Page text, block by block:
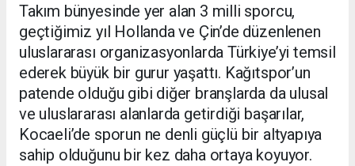
Takım bünyesinde yer alan 3 milli sporcu,
geçtiğimiz yıl Hollanda ve Çin’de düzenlenen
uluslararası organizasyonlarda Türkiye’yi temsil
ederek büyük bir gurur yaşattı. Kağıtspor’un
patende olduğu gibi diğer branşlarda da ulusal
ve uluslararası alanlarda getirdiği başarılar,
Kocaeli’de sporun ne denli güçlü bir altyapıya
sahip olduğunu bir kez daha ortaya koyuyor.